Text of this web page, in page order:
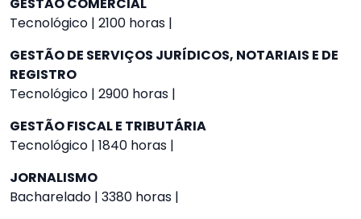
Tecnológico | 2100 horas |
GESTÃO DE SERVIÇOS JURÍDICOS, NOTARIAIS E DE
REGISTRO
Tecnológico | 2900 horas |
GESTÃO FISCAL E TRIBUTÁRIA
Tecnológico | 1840 horas |
JORNALISMO
Bacharelado | 3380 horas |